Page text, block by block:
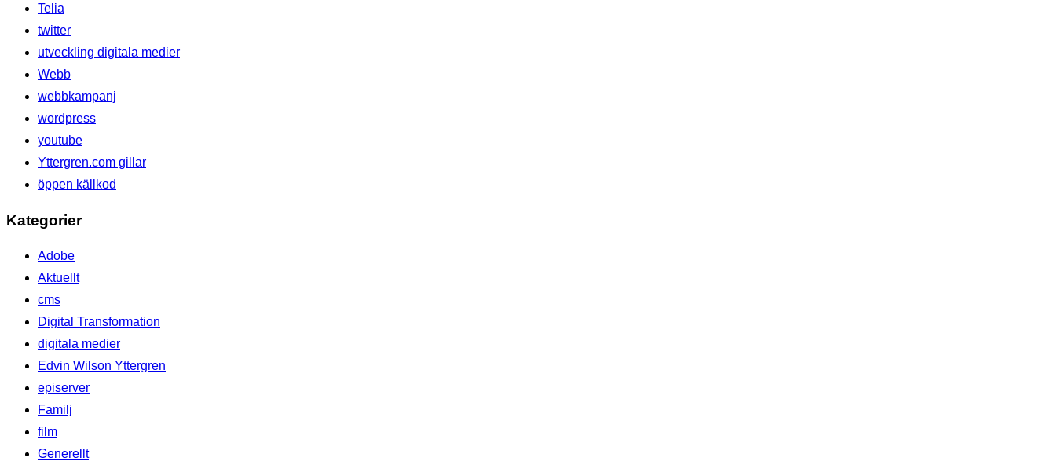
Telia
twitter
utveckling digitala medier
Webb
webbkampanj
wordpress
youtube
Yttergren.com gillar
öppen källkod
Kategorier
Adobe
Aktuellt
cms
Digital Transformation
digitala medier
Edvin Wilson Yttergren
episerver
Familj
film
Generellt